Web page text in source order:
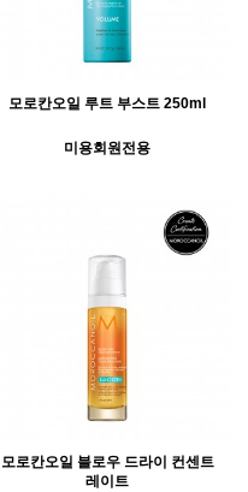
모로칸오일 루트 부스트 250ml
미용회원전용
모로칸오일 블로우 드라이 컨센트
레이트